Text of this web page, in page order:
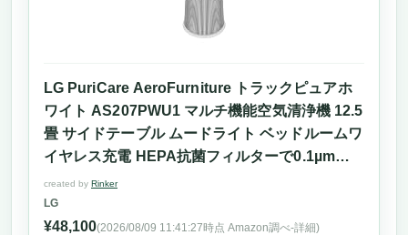
LG PuriCare AeroFurniture トラックピュアホ
ワイト AS207PWU1 マルチ機能空気清浄機 12.5
畳 サイドテーブル ムードライト ベッドルームワ
イヤレス充電 HEPA抗菌フィルターで0.1µmの微
細粒子99.9%除去、脱臭フィルターでニオイを除
去
created by Rinker
LG
¥48,100(2026/08/09 11:41:27時点 Amazon調べ-詳細)